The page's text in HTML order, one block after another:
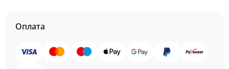
Оплата